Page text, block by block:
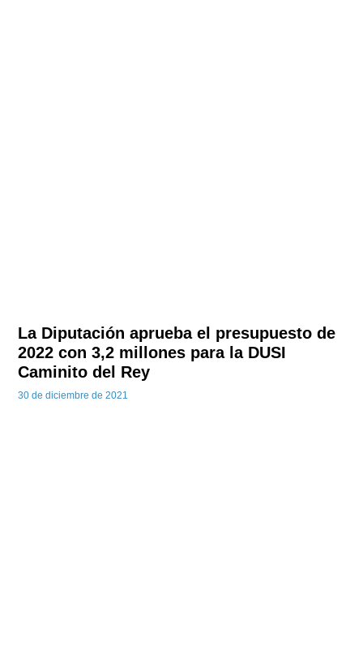
La Diputación aprueba el presupuesto de
2022 con 3,2 millones para la DUSI
Caminito del Rey
30 de diciembre de 2021